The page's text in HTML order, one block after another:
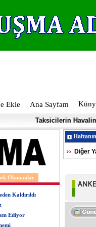
Ekle Ana Sayfam
Taksicilerin Havalimanı
Okunanlar
Kaldırıldı
Ediyor
Diğer